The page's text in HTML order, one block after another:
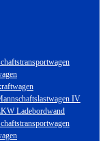
IV
Ladebordwand